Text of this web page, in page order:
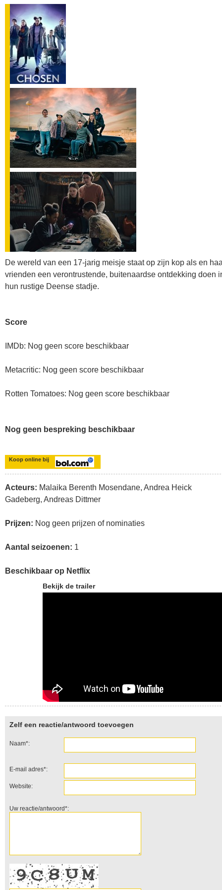
De wereld van een 17-jarig meisje staat op zijn kop als en
vrienden een verontrustende, buitenaardse ontdekking doen
hun rustige Deense stadje.
Score
IMDb: Nog geen score beschikbaar
Metacritic: Nog geen score beschikbaar
Rotten Tomatoes: Nog geen score beschikbaar
Nog geen bespreking beschikbaar
Koop online bij
Acteurs: Malaika Berenth Mosendane, Andrea Heick
Gadeberg, Andreas Dittmer
Prijzen: Nog geen prijzen of nominaties
Aantal seizoenen: 1
Beschikbaar op Netflix
Bekijk de trailer
Zelf een reactie/antwoord toevoegen
Naam*:
E-mail adres*:
Website:
Uw reactie/antwoord*: